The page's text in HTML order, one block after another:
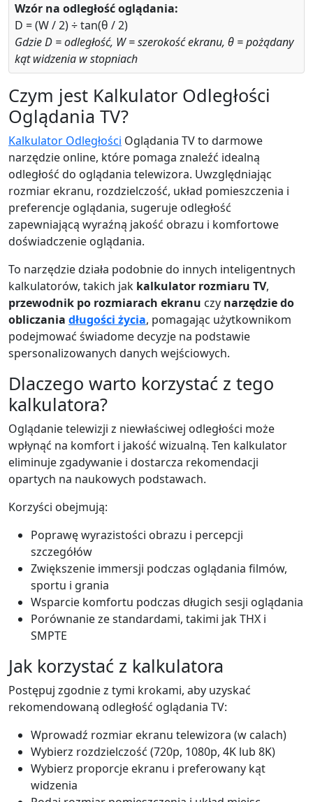
Wzór na odległość oglądania:
D = (W / 2) ÷ tan(θ / 2)
Gdzie D = odległość, W = szerokość ekranu, θ = pożądany
kąt widzenia w stopniach
Czym jest Kalkulator Odległości
Oglądania TV?
Kalkulator Odległości Oglądania TV to darmowe
narzędzie online, które pomaga znaleźć idealną
odległość do oglądania telewizora. Uwzględniając
rozmiar ekranu, rozdzielczość, układ pomieszczenia i
preferencje oglądania, sugeruje odległość
zapewniającą wyraźną jakość obrazu i komfortowe
doświadczenie oglądania.
To narzędzie działa podobnie do innych inteligentnych
kalkulatorów, takich jak kalkulator rozmiaru TV,
przewodnik po rozmiarach ekranu czy narzędzie do
obliczania długości życia, pomagając użytkownikom
podejmować świadome decyzje na podstawie
spersonalizowanych danych wejściowych.
Dlaczego warto korzystać z tego
kalkulatora?
Oglądanie telewizji z niewłaściwej odległości może
wpłynąć na komfort i jakość wizualną. Ten kalkulator
eliminuje zgadywanie i dostarcza rekomendacji
opartych na naukowych podstawach.
Korzyści obejmują:
Poprawę wyrazistości obrazu i percepcji
szczegółów
Zwiększenie immersji podczas oglądania filmów,
sportu i grania
Wsparcie komfortu podczas długich sesji oglądania
Porównanie ze standardami, takimi jak THX i
SMPTE
Jak korzystać z kalkulatora
Postępuj zgodnie z tymi krokami, aby uzyskać
rekomendowaną odległość oglądania TV:
Wprowadź rozmiar ekranu telewizora (w calach)
Wybierz rozdzielczość (720p, 1080p, 4K lub 8K)
Wybierz proporcje ekranu i preferowany kąt
widzenia